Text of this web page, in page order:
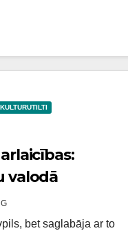
KULTURUTILTI
valodā
bet saglabāja ar to